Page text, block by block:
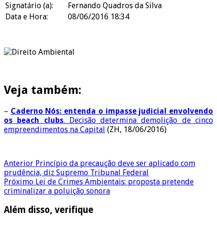
Signatário (a):
Fernando Quadros da Silva
Data e Hora:
08/06/2016 18:34
Veja também:
– Caderno Nós: entenda o impasse judicial envolvendo
os beach clubs. Decisão determina demolição de cinco
empreendimentos na Capital (ZH, 18/06/2016)
Anterior Princípio da precaução deve ser aplicado com
prudência, diz Supremo Tribunal Federal
Próximo Lei de Crimes Ambientais: proposta pretende
criminalizar a poluição sonora
Além disso, verifique